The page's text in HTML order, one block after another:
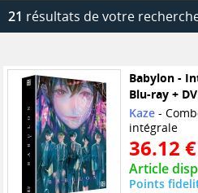
21 résultats de votre
Babylon -
Blu-ray +
Kaze-
intégrale
36.12 €
Article
Points